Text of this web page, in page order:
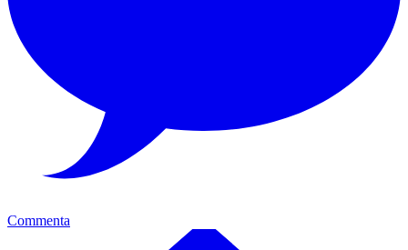
Commenta